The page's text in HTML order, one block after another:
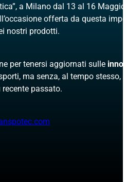
a Milano dal 13 al 16
offerta da questa
nostri prodotti.
per tenersi aggiornati sulle
ma senza, al tempo
passato.